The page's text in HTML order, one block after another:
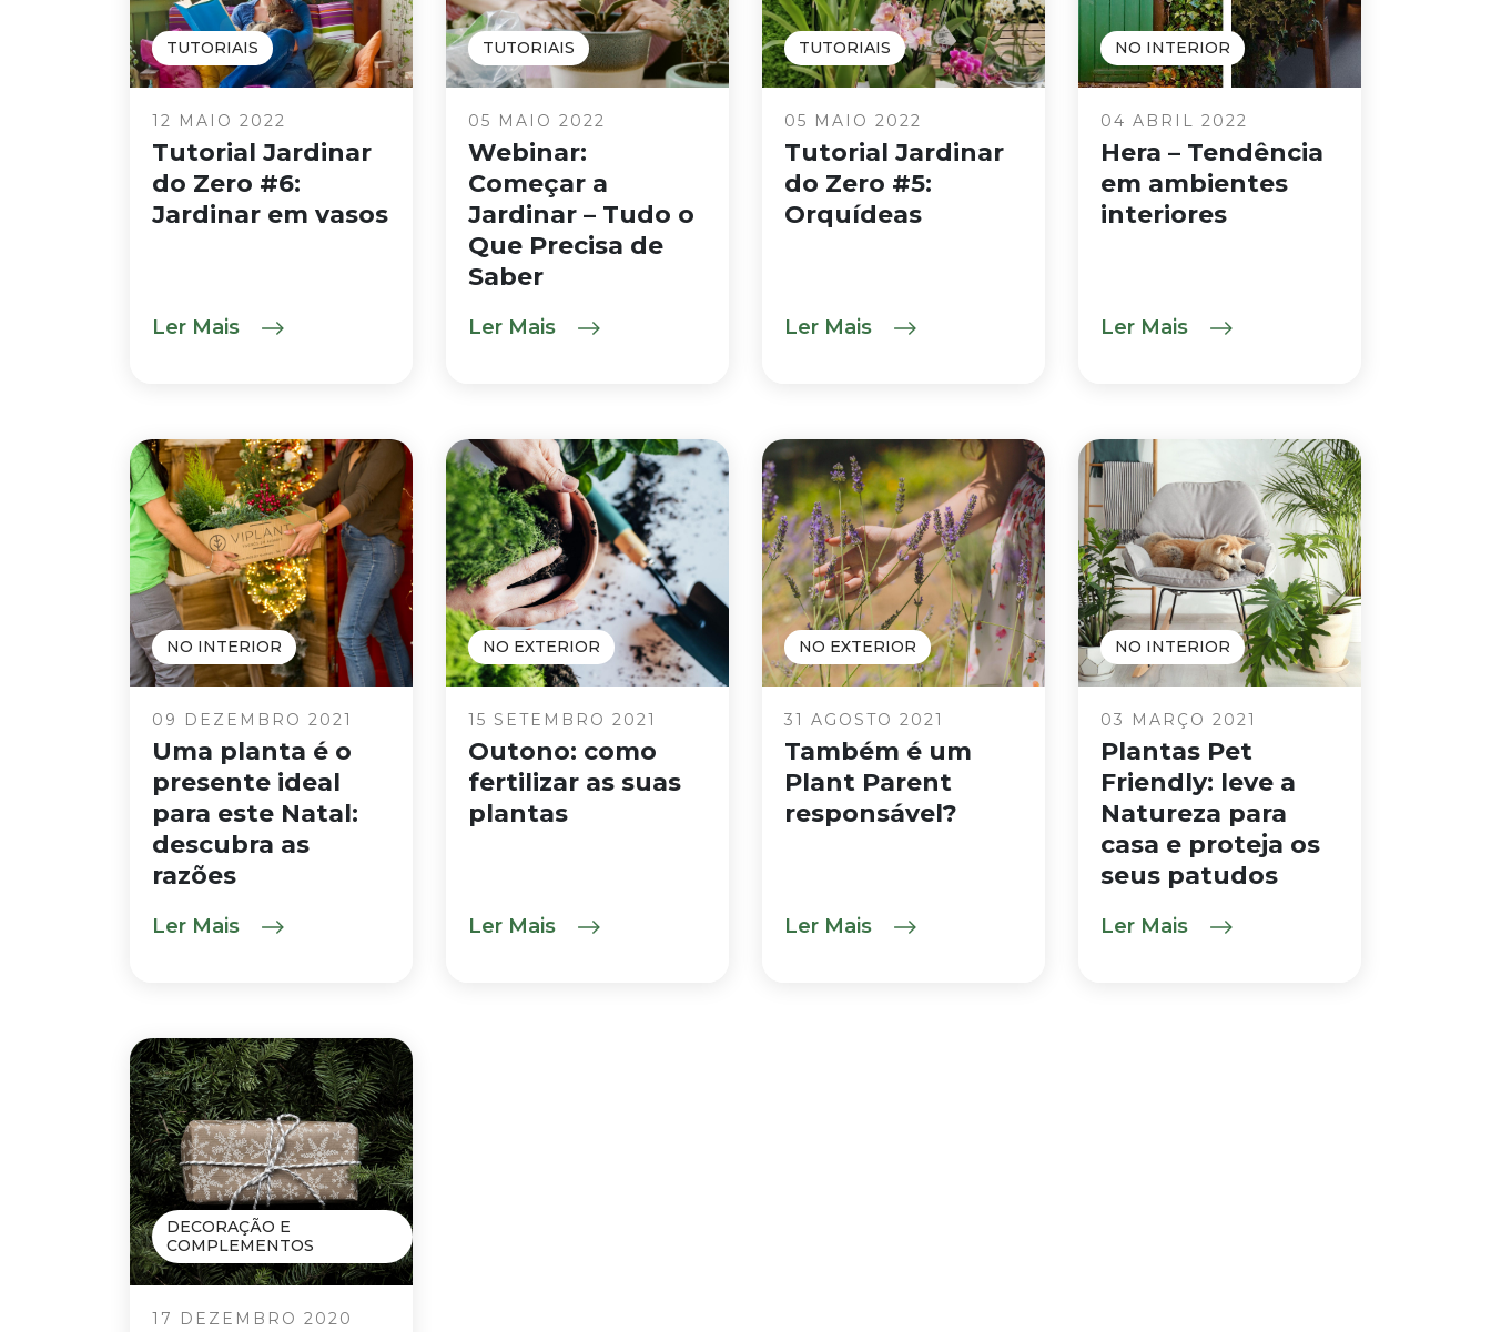
TUTORIAIS
12 MAIO 2022
Tutorial Jardinar
do Zero #6:
Jardinar em vasos
Ler Mais
TUTORIAIS
05 MAIO 2022
Webinar:
Começar a
Jardinar – Tudo o
Que Precisa de
Saber
Ler Mais
TUTORIAIS
05 MAIO 2022
Tutorial Jardinar
do Zero #5:
Orquídeas
Ler Mais
NO INTERIOR
04 ABRIL 2022
Hera – Tendência
em ambientes
interiores
Ler Mais
NO INTERIOR
09 DEZEMBRO 2021
Uma planta é o
presente ideal
para este Natal:
descubra as
razões
Ler Mais
NO EXTERIOR
15 SETEMBRO 2021
Outono: como
fertilizar as suas
plantas
Ler Mais
NO EXTERIOR
31 AGOSTO 2021
Também é um
Plant Parent
responsável?
Ler Mais
NO INTERIOR
03 MARÇO 2021
Plantas Pet
Friendly: leve a
Natureza para
casa e proteja os
seus patudos
Ler Mais
DECORAÇÃO E
COMPLEMENTOS
17 DEZEMBRO 2020